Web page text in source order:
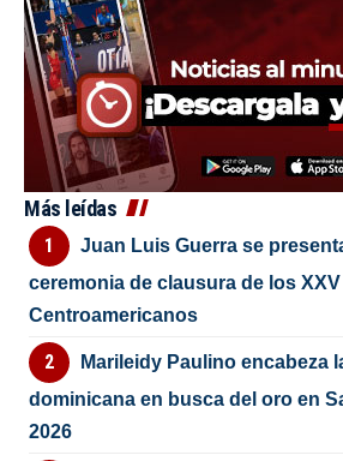
Más leídas
Juan Luis Guerra se
ceremonia de clausura de los
Centroamericanos
Marileidy Paulino encabeza
dominicana en busca del oro en
2026